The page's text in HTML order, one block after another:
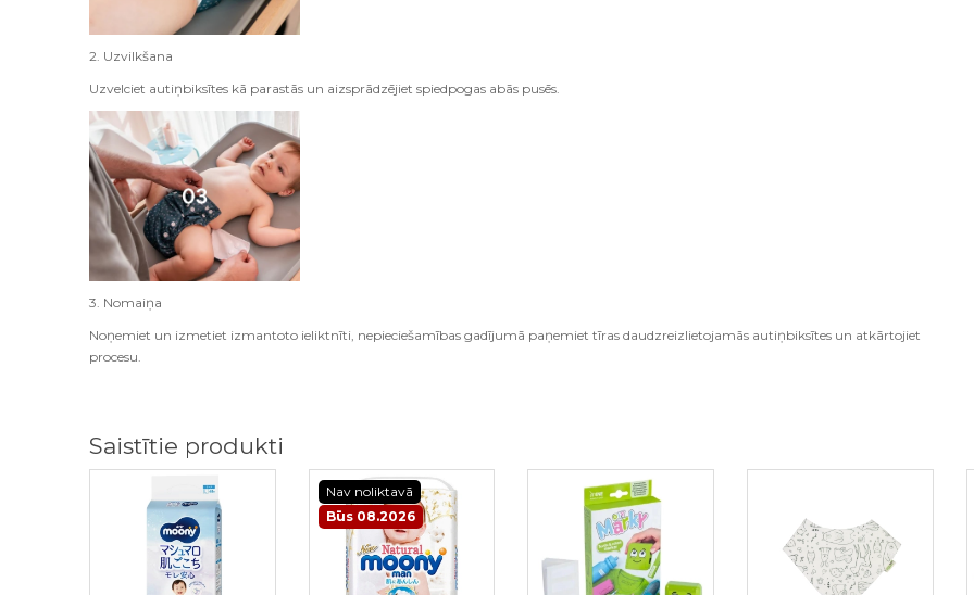
2. Uzvilkšana
Uzvelciet autiņbiksītes kā parastās un aizsprādzējiet spiedpogas abās pusēs.
3. Nomaiņa
Noņemiet un izmetiet izmantoto ieliktnīti, nepieciešamības gadījumā paņemiet tīras daudzreizlietojamās autiņbiksītes un atkārtojiet
procesu.
Saistītie produkti
Nav noliktavā
Būs 08.2026